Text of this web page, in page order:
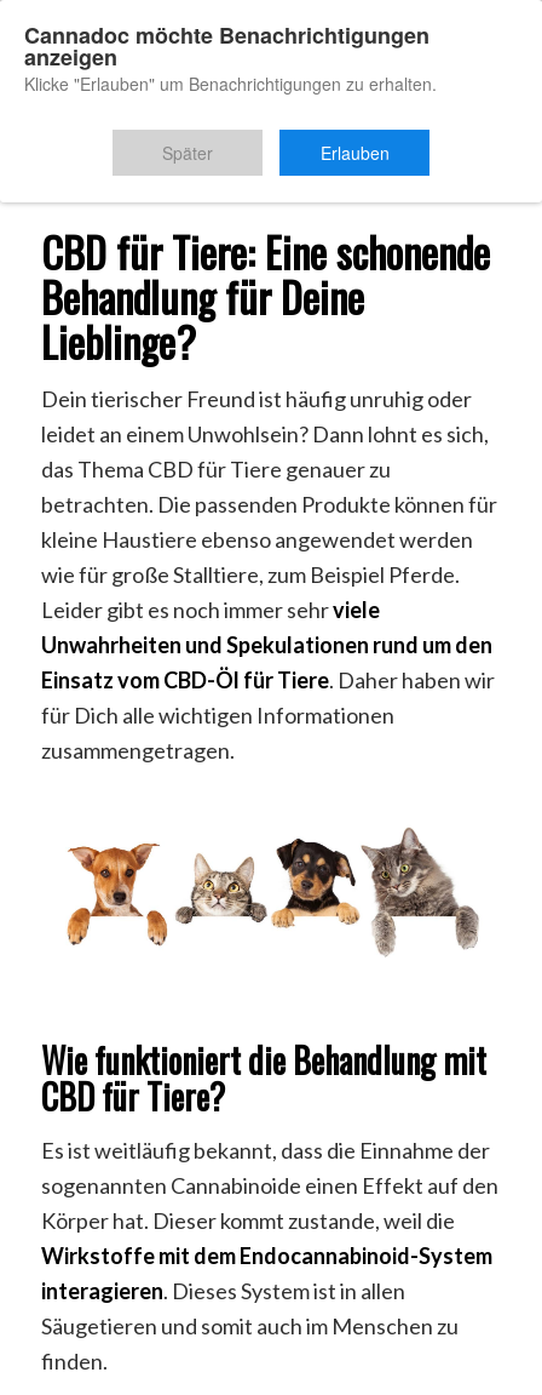
Du bist hier: Startseite / CBD für Tiere
CBD für Tiere: Eine schonende
Behandlung für Deine
Lieblinge?
Dein tierischer Freund ist häufig unruhig oder
leidet an einem Unwohlsein? Dann lohnt es sich,
das Thema CBD für Tiere genauer zu
betrachten. Die passenden Produkte können für
kleine Haustiere ebenso angewendet werden
wie für große Stalltiere, zum Beispiel Pferde.
Leider gibt es noch immer sehrviele
Unwahrheiten und Spekulationen rund um den
Einsatz vom CBD-Öl für Tiere. Daher haben wir
für Dich alle wichtigen Informationen
zusammengetragen.
Wie funktioniert die Behandlung mit
CBD für Tiere?
Es ist weitläufig bekannt, dass die Einnahme der
sogenannten Cannabinoide einen Effekt auf den
Körper hat. Dieser kommt zustande, weil die
Wirkstoffe mit dem Endocannabinoid-System
interagieren. Dieses System ist in allen
Säugetieren und somit auch im Menschen zu
finden.
Cannadoc möchte Benachrichtigungen
anzeigen
Klicke "Erlauben" um Benachrichtigungen zu erhalten.
Später Erlauben